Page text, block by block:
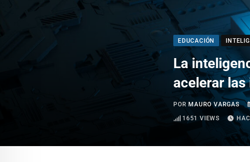
EDUCACIÓN
La
acelerar
POR MAURO VARGAS
1651 VIEWS